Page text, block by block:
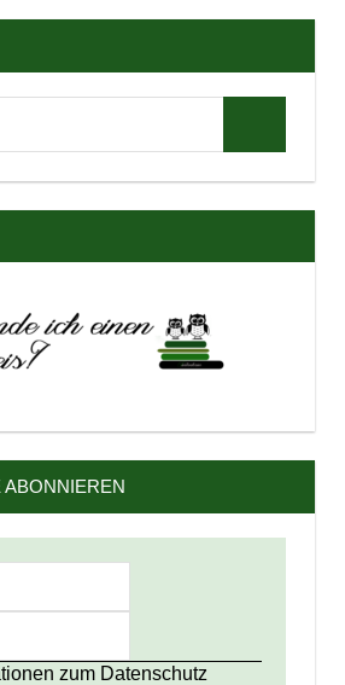
zum Datenschutz